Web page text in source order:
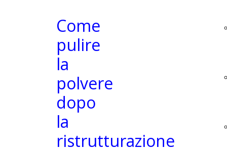
Come
pulire
la
polvere
dopo
la
ristrutturazione